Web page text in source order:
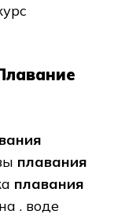
плавания
плавания
. воде